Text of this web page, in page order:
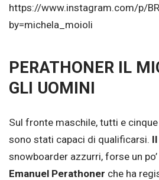
https://www.instagram.com/p/
by=michela_moioli
PERATHONER IL
GLI UOMINI
Sul fronte maschile, tutti e
sono stati capaci di qualificarsi.
snowboarder azzurri, forse un
Emanuel Perathoner che ha